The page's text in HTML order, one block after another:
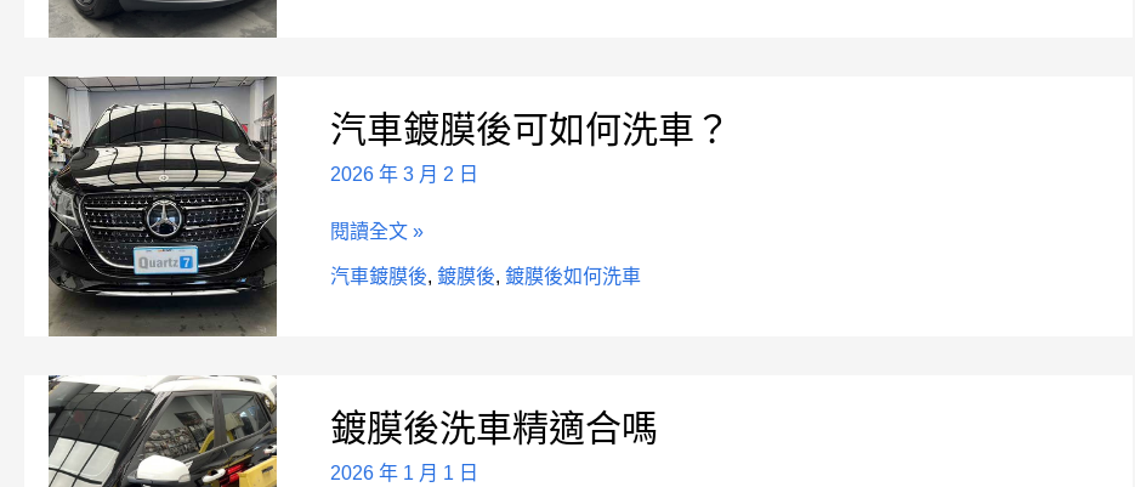
汽車鍍膜後可如何洗車？
2026 年 3 月 2 日
車
鍍
膜
可
如
閱讀全文 »
汽車鍍膜後,鍍膜後,鍍膜後如何洗車
鍍膜後洗車精適合嗎
2026 年 1 月 1 日
膜
後
洗